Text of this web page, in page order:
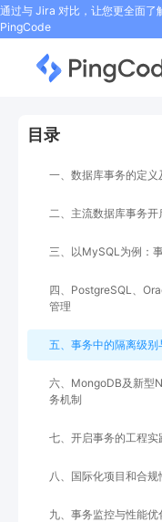
通过与 Jira 对比，让您更全面了
PingCode
目录
一、数据库事务的定义
二、主流数据库事务开
三、以MySQL为例：
四、PostgreSQL、
管理
五、事务中的隔离级别
六、MongoDB及新型
务机制
七、开启事务的工程实
八、国际化项目和合
九、事务监控与性能优